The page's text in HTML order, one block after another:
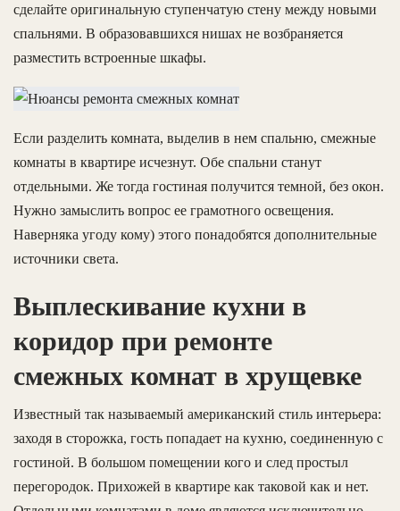
сделайте оригинальную ступенчатую стену между новыми
спальнями. В образовавшихся нишах не возбраняется
разместить встроенные шкафы.
Если разделить комната, выделив в нем спальню, смежные
комнаты в квартире исчезнут. Обе спальни станут
отдельными. Же тогда гостиная получится темной, без окон.
Нужно замыслить вопрос ее грамотного освещения.
Наверняка угоду кому) этого понадобятся дополнительные
источники света.
Выплескивание кухни в
коридор при ремонте
смежных комнат в хрущевке
Известный так называемый американский стиль интерьера:
заходя в сторожка, гость попадает на кухню, соединенную с
гостиной. В большом помещении кого и след простыл
перегородок. Прихожей в квартире как таковой как и нет.